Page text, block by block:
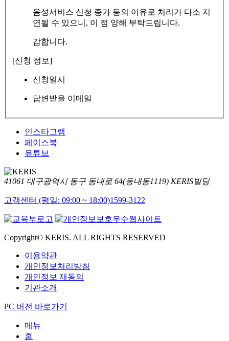
음성서비스 신청 증가 등의 이유로 처리가 다소 지
연될 수 있으니, 이 점 양해 부탁드립니다.
감합니다.
[신청 정보]
신청일시
답변받을 이메일
인스타그램
페이스북
유튜브
41061 대구광역시 동구 동내로 64(동내동1119) KERIS빌딩
고객센터 (평일: 09:00 ~ 18:00)1599-3122
Copyright© KERIS. ALL RIGHTS RESERVED
이용약관
개인정보처리방침
개인정보 재동의
기관소개
PC 버전 바로가기
메뉴
홈